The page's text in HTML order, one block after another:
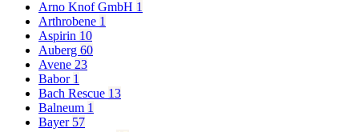
Arno Knof GmbH 1
Arthrobene 1
Aspirin 10
Auberg 60
Avene 23
Babor 1
Bach Rescue 13
Balneum 1
Bayer 57